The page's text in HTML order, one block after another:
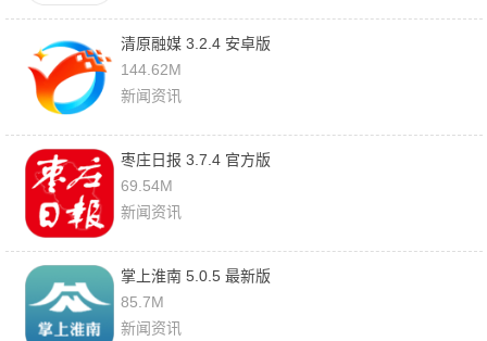
清原融媒 3.2.4 安卓版
144.62M
新闻资讯
枣庄日报 3.7.4 官方版
69.54M
新闻资讯
掌上淮南 5.0.5 最新版
85.7M
新闻资讯